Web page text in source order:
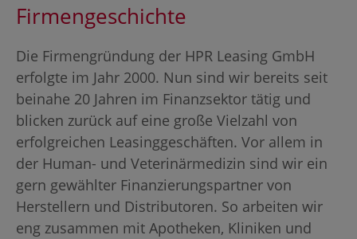
Firmengeschichte
Die Firmengründung der HPR Leasing GmbH
erfolgte im Jahr 2000. Nun sind wir bereits seit
beinahe 20 Jahren im Finanzsektor tätig und
blicken zurück auf eine große Vielzahl von
erfolgreichen Leasinggeschäften. Vor allem in
der Human- und Veterinärmedizin sind wir ein
gern gewählter Finanzierungspartner von
Herstellern und Distributoren. So arbeiten wir
eng zusammen mit Apotheken, Kliniken und